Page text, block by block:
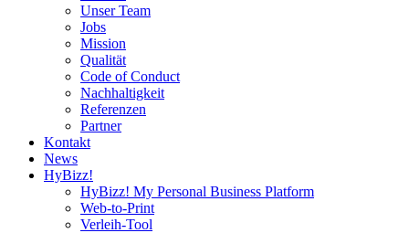
Unser Team
Jobs
Mission
Qualität
Code of Conduct
Nachhaltigkeit
Referenzen
Partner
Kontakt
News
HyBizz!
HyBizz! My Personal Business Platform
Web-to-Print
Verleih-Tool